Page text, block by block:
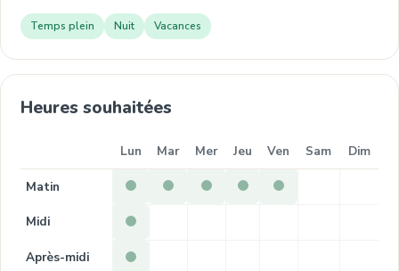
Temps plein Nuit Vacances
Heures souhaitées
Lun Mar Mer Jeu Ven Sam Dim
Matin
Midi
Après-midi